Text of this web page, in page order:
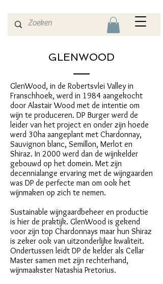
GLENWOOD
GlenWood, in de Robertsvlei Valley in
Franschhoek, werd in 1984 aangekocht
door Alastair Wood met de intentie om
wijn te produceren. DP Burger werd de
leider van het project en onder zijn hoede
werd 30ha aangeplant met Chardonnay,
Sauvignon blanc, Semillon, Merlot en
Shiraz. In 2000 werd dan de wijnkelder
gebouwd op het domein. Met zijn
decennialange ervaring met de wijngaarden
was DP de perfecte man om ook het
wijnmaken op zich te nemen.
Sustainable wijngaardbeheer en productie
is hier de praktijk. GlenWood is gekend
voor zijn top Chardonnays maar hun Shiraz
is zeker ook van uitzonderlijke kwaliteit.
Ondertussen leidt DP de kelder als Cellar
Master samen met zijn rechterhand,
wijnmaakster Natashia Pretorius.